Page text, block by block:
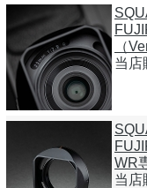
（
当店
WR
当店